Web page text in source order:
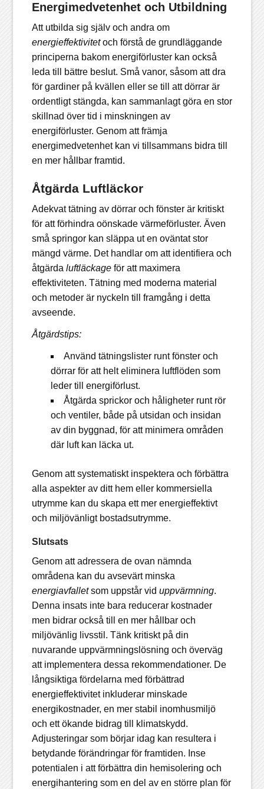
Energimedvetenhet och Utbildning
Att utbilda sig själv och andra om
energieffektivitetoch förstå de grundläggande
principerna bakom energiförluster kan också
leda till bättre beslut. Små vanor, såsom att dra
för gardiner på kvällen eller se till att dörrar är
ordentligt stängda, kan sammanlagt göra en stor
skillnad över tid i minskningen av
energiförluster. Genom att främja
energimedvetenhet kan vi tillsammans bidra till
en mer hållbar framtid.
Åtgärda Luftläckor
Adekvat tätning av dörrar och fönster är kritiskt
för att förhindra oönskade värmeförluster. Även
små springor kan släppa ut en oväntat stor
mängd värme. Det handlar om att identifiera och
åtgärda luftläckageför att maximera
effektiviteten. Tätning med moderna material
och metoder är nyckeln till framgång i detta
avseende.
Åtgärdstips:
Använd tätningslister runt fönster och
dörrar för att helt eliminera luftflöden som
leder till energiförlust.
Åtgärda sprickor och håligheter runt rör
och ventiler, både på utsidan och insidan
av din byggnad, för att minimera områden
där luft kan läcka ut.
Genom att systematiskt inspektera och förbättra
alla aspekter av ditt hem eller kommersiella
utrymme kan du skapa ett mer energieffektivt
och miljövänligt bostadsutrymme.
Slutsats
Genom att adressera de ovan nämnda
områdena kan du avsevärt minska
energiavfalletsom uppstår vid uppvärmning.
Denna insats inte bara reducerar kostnader
men bidrar också till en mer hållbar och
miljövänlig livsstil. Tänk kritiskt på din
nuvarande uppvärmningslösning och överväg
att implementera dessa rekommendationer. De
långsiktiga fördelarna med förbättrad
energieffektivitet inkluderar minskade
energikostnader, en mer stabil inomhusmiljö
och ett ökande bidrag till klimatskydd.
Adjusteringar som börjar idag kan resultera i
betydande förändringar för framtiden. Inse
potentialen i att förbättra din hemisolering och
energihantering som en del av en större plan för